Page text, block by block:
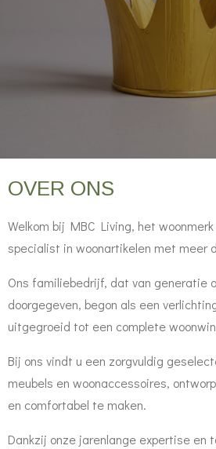
OVER ONS
Welkom bij MBC Living, het
specialist in woonartikelen met meer
Ons familiebedrijf, dat van generatie
doorgegeven, begon als een
uitgegroeid tot een complete
Bij ons vindt u een zorgvuldig
meubels en woonaccessoires,
en comfortabel te maken.
Dankzij onze jarenlange expertise en